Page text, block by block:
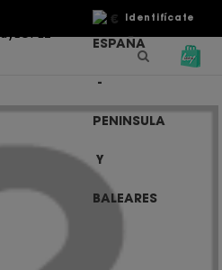
Identifícate
€